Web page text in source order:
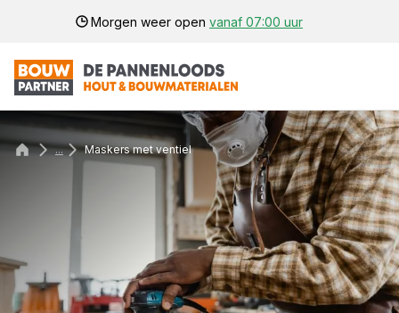
Morgen weer open vanaf 07:00 uur
... Maskers met ventiel